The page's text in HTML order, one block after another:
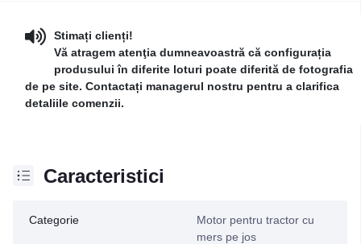
Stimați clienți!
Vă atragem atenţia dumneavoastră că configurația
produsului în diferite loturi poate diferită de fotografia
de pe site. Contactați managerul nostru pentru a clarifica
detaliile comenzii.
Caracteristici
Categorie
Motor pentru tractor cu
mers pe jos